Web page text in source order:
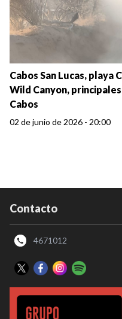
Cabos San Lucas,
Wild Canyon,
Cabos
02 de junio de 2026 - 20:00
Contacto
4671012